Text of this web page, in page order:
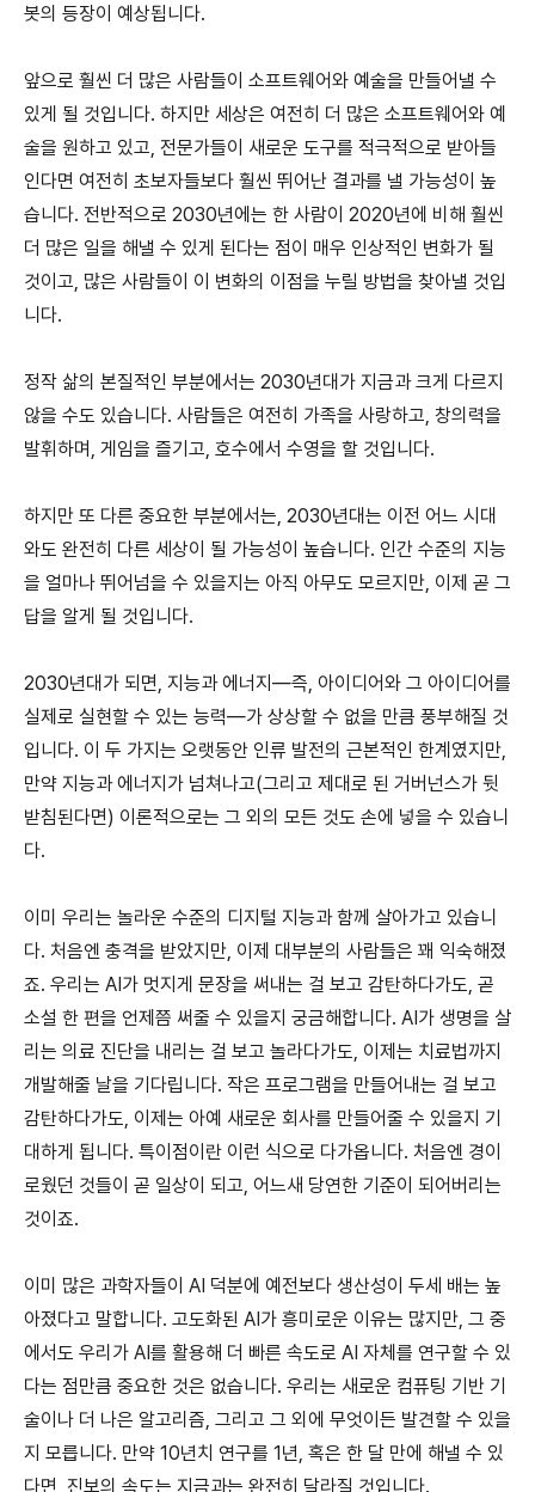
봇의 등장이 예상됩니다.
앞으로 훨씬 더 많은 사람들이 소프트웨어와 예술을 만들어낼 수
있게 될 것입니다. 하지만 세상은 여전히 더 많은 소프트웨어와 예
술을 원하고 있고, 전문가들이 새로운 도구를 적극적으로 받아들
인다면 여전히 초보자들보다 훨씬 뛰어난 결과를 낼 가능성이 높
습니다. 전반적으로 2030년에는 한 사람이 2020년에 비해 훨씬
더 많은 일을 해낼 수 있게 된다는 점이 매우 인상적인 변화가 될
것이고, 많은 사람들이 이 변화의 이점을 누릴 방법을 찾아낼 것입
니다.
정작 삶의 본질적인 부분에서는 2030년대가 지금과 크게 다르지
않을 수도 있습니다. 사람들은 여전히 가족을 사랑하고, 창의력을
발휘하며, 게임을 즐기고, 호수에서 수영을 할 것입니다.
하지만 또 다른 중요한 부분에서는, 2030년대는 이전 어느 시대
와도 완전히 다른 세상이 될 가능성이 높습니다. 인간 수준의 지능
을 얼마나 뛰어넘을 수 있을지는 아직 아무도 모르지만, 이제 곧 그
답을 알게 될 것입니다.
2030년대가 되면, 지능과 에너지—즉, 아이디어와 그 아이디어를
실제로 실현할 수 있는 능력—가 상상할 수 없을 만큼 풍부해질 것
입니다. 이 두 가지는 오랫동안 인류 발전의 근본적인 한계였지만,
만약 지능과 에너지가 넘쳐나고(그리고 제대로 된 거버넌스가 뒷
받침된다면) 이론적으로는 그 외의 모든 것도 손에 넣을 수 있습니
다.
이미 우리는 놀라운 수준의 디지털 지능과 함께 살아가고 있습니
다. 처음엔 충격을 받았지만, 이제 대부분의 사람들은 꽤 익숙해졌
죠. 우리는 AI가 멋지게 문장을 써내는 걸 보고 감탄하다가도, 곧
소설 한 편을 언제쯤 써줄 수 있을지 궁금해합니다. AI가 생명을 살
리는 의료 진단을 내리는 걸 보고 놀라다가도, 이제는 치료법까지
개발해줄 날을 기다립니다. 작은 프로그램을 만들어내는 걸 보고
감탄하다가도, 이제는 아예 새로운 회사를 만들어줄 수 있을지 기
대하게 됩니다. 특이점이란 이런 식으로 다가옵니다. 처음엔 경이
로웠던 것들이 곧 일상이 되고, 어느새 당연한 기준이 되어버리는
것이죠.
이미 많은 과학자들이 AI 덕분에 예전보다 생산성이 두세 배는 높
아졌다고 말합니다. 고도화된 AI가 흥미로운 이유는 많지만, 그 중
에서도 우리가 AI를 활용해 더 빠른 속도로 AI 자체를 연구할 수 있
다는 점만큼 중요한 것은 없습니다. 우리는 새로운 컴퓨팅 기반 기
술이나 더 나은 알고리즘, 그리고 그 외에 무엇이든 발견할 수 있을
지 모릅니다. 만약 10년치 연구를 1년, 혹은 한 달 만에 해낼 수 있
다면, 진보의 속도는 지금과는 완전히 달라질 것입니다.